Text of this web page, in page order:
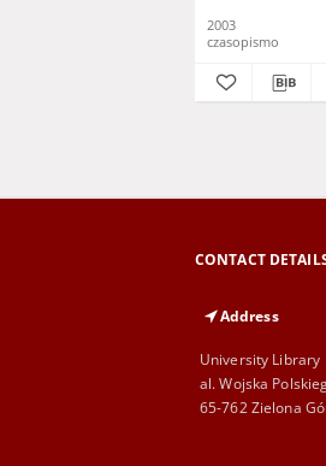
2003
czasopismo
CONTACT
Address
University Library
al. Wojska
65-762 Zielona